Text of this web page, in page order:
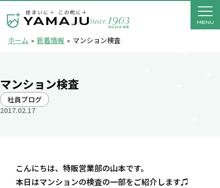
ホーム 新着情報 マンション検査
マンション検査
社員ブログ
2017.02.17
こんにちは、特販営業部の山本です。
本日はマンションの検査の一部をご紹介します♫